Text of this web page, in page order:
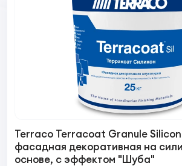
Terraco Terracoat Granule
фасадная декоративная на
основе, с эффектом "Шуба"